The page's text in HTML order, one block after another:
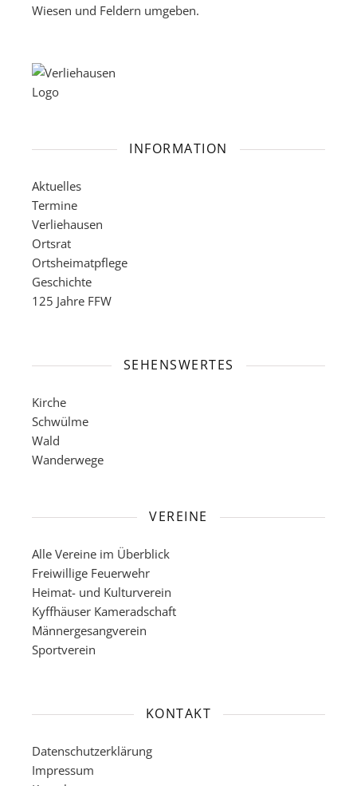
Wiesen und Feldern umgeben.
INFORMATION
Aktuelles
Termine
Verliehausen
Ortsrat
Ortsheimatpflege
Geschichte
125 Jahre FFW
SEHENSWERTES
Kirche
Schwülme
Wald
Wanderwege
VEREINE
Alle Vereine im Überblick
Freiwillige Feuerwehr
Heimat- und Kulturverein
Kyffhäuser Kameradschaft
Männergesangverein
Sportverein
KONTAKT
Datenschutzerklärung
Impressum